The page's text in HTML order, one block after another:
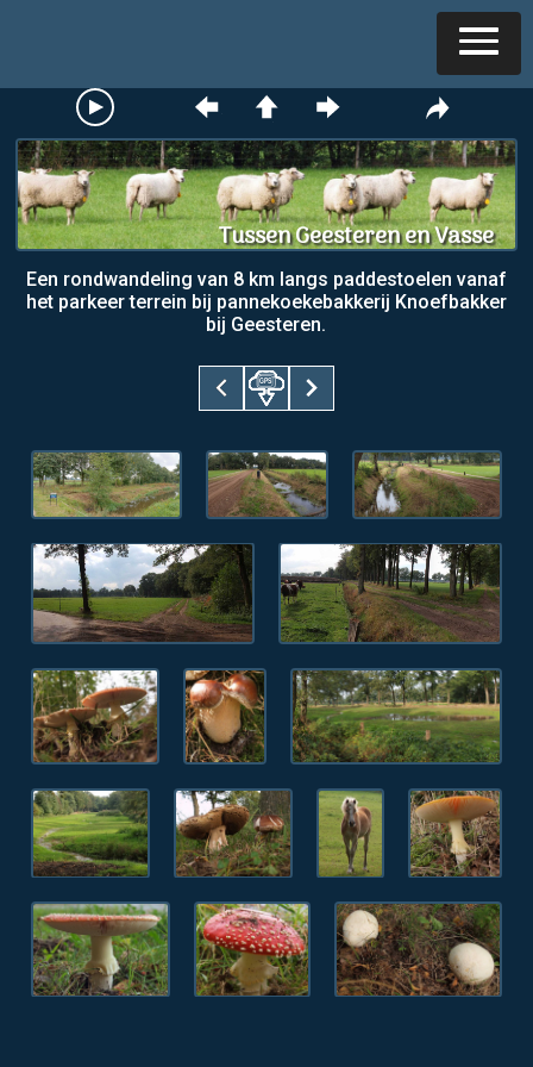
Tussen Geesteren en Vasse
Een rondwandeling van 8 km langs paddestoelen vanaf
het parkeer terrein bij pannekoekebakkerij Knoefbakker
bij Geesteren.